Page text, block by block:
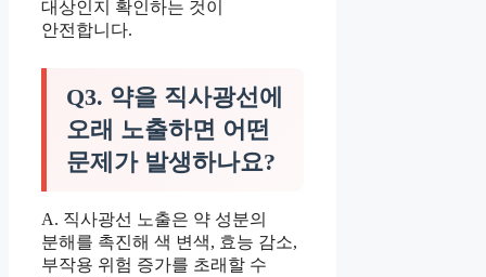
대상인지 확인하는 것이
안전합니다.
Q3. 약을 직사광선에
오래 노출하면 어떤
문제가 발생하나요?
A. 직사광선 노출은 약 성분의
분해를 촉진해 색 변색, 효능 감소,
부작용 위험 증가를 초래할 수